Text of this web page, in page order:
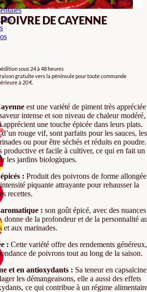
DE CAYENNE
sous 24 à 48 heures
gratuite vers la péninsule pour toute commande
à 20 €.
est une variété de piment très appréciée
intense et son niveau de chaleur modéré,
une touche épicée dans leurs plats.
rouge vif, sont parfaits pour les sauces, les
ou pour être séchés et réduits en poudre.
productive et facile à cultiver, ce qui en fait un
les jardins biologiques.
: Produit des poivrons de forme allongée
piquante attrayante pour rehausser la
recettes.
: son goût épicé, avec des nuances
donne de la profondeur et de la personnalité
et aux marinades.
: Cette variété offre des rendements généreux,
de poivrons tout au long de la saison.
et en antioxydants : Sa teneur en capsaïcine
les démangeaisons, elle a aussi des effets
ce qui contribue à un régime